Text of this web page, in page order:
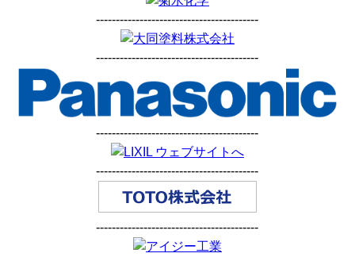
-----------------------------------------
-----------------------------------------
-----------------------------------------
-----------------------------------------
-----------------------------------------